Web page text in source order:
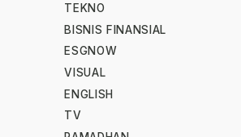
TEKNO
BISNIS FINANSIAL
ESGNOW
VISUAL
ENGLISH
TV